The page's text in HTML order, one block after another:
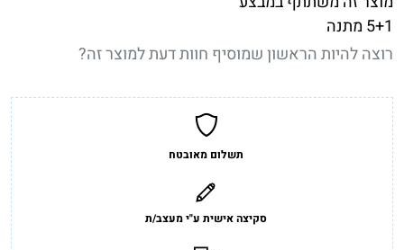
5+1 מתנה
רוצה להיות הראשון שמוסיף חוות דעת למוצר זה?
תשלום מאובטח
סקיצה אישית ע"י מעצב/ת